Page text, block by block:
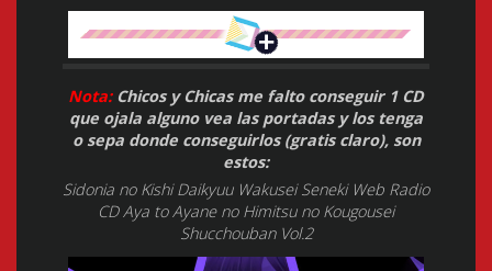
Nota:Chicos y Chicas me falto conseguir 1 CD
que ojala alguno vea las portadas y los tenga
o sepa donde conseguirlos (gratis claro), son
estos:
Sidonia no Kishi Daikyuu Wakusei Seneki Web Radio
CD Aya to Ayane no Himitsu no Kougousei
Shucchouban Vol.2